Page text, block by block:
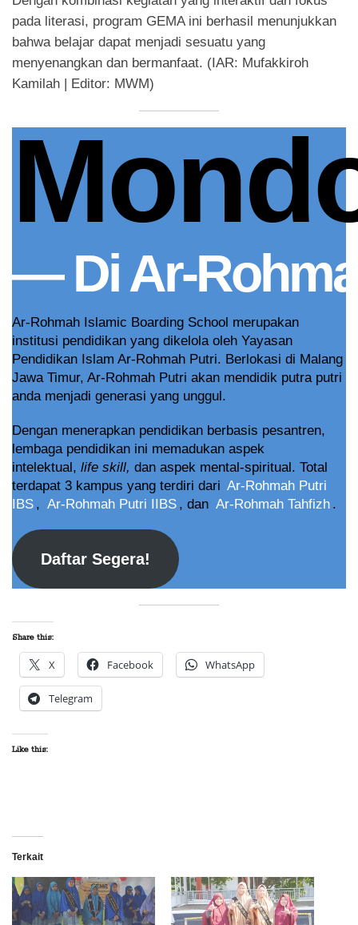
pada literasi, program GEMA ini berhasil menunjukkan
bahwa belajar dapat menjadi sesuatu yang
menyenangkan dan bermanfaat. (IAR: Mufakkiroh
Kamilah | Editor: MWM)
— Di Ar-
Ar-Rohmah Islamic Boarding School merupakan
institusi pendidikan yang dikelola oleh Yayasan
Pendidikan Islam Ar-Rohmah Putri. Berlokasi di Malang
Jawa Timur, Ar-Rohmah Putri akan mendidik putra putri
anda menjadi generasi yang unggul.
Dengan menerapkan pendidikan berbasis pesantren,
lembaga pendidikan ini memadukan aspek
intelektual, life skill, dan aspek mental-spiritual. Total
terdapat 3 kampus yang terdiri dari Ar-Rohmah Putri
IBS , Ar-Rohmah Putri IIBS , dan Ar-Rohmah Tahfizh .
Daftar Segera!
Share this:
X Facebook WhatsApp
Telegram
Like this:
Terkait